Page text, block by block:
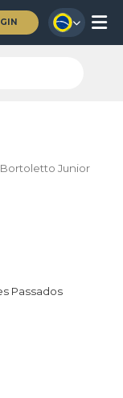
LOGIN
Junior
Passados